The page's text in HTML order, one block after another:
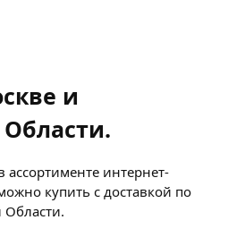
и
ассортименте интернет-
купить с доставкой по